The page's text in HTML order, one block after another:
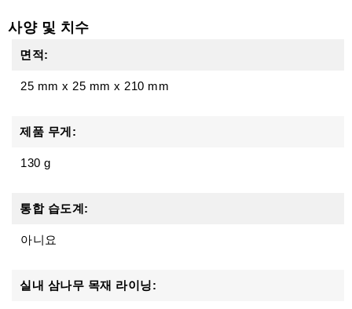
사양 및 치수
면적:
25 mm x 25 mm x 210 mm
제품 무게:
130 g
통합 습도계:
아니요
실내 삼나무 목재 라이닝: